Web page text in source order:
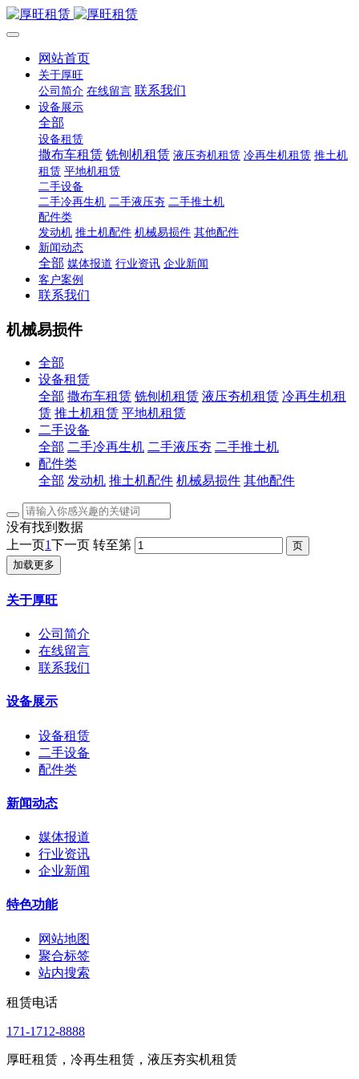
网站首页
关于厚旺
公司简介 在线留言 联系我们
设备展示
全部
设备租赁
撒布车租赁 铣刨机租赁 液压夯机租赁 冷再生机租赁 推土机
租赁 平地机租赁
二手设备
二手冷再生机 二手液压夯 二手推土机
配件类
发动机 推土机配件 机械易损件 其他配件
新闻动态
全部 媒体报道 行业资讯 企业新闻
客户案例
联系我们
机械易损件
全部
设备租赁
全部 撒布车租赁 铣刨机租赁 液压夯机租赁 冷再生机租
赁 推土机租赁 平地机租赁
二手设备
全部 二手冷再生机 二手液压夯 二手推土机
配件类
全部 发动机 推土机配件 机械易损件 其他配件
没有找到数据
上一页1下一页 转至第
加载更多
关于厚旺
公司简介
在线留言
联系我们
设备展示
设备租赁
二手设备
配件类
新闻动态
媒体报道
行业资讯
企业新闻
特色功能
网站地图
聚合标签
站内搜索
租赁电话
171-1712-8888
厚旺租赁，冷再生租赁，液压夯实机租赁